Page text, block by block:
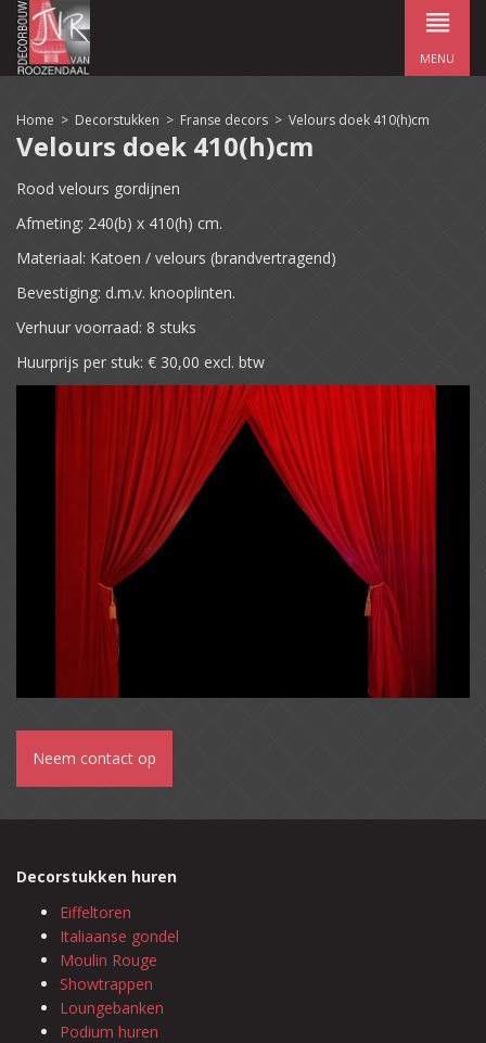
MENU
Home > Decorstukken > Franse decors > Velours doek 410(h)cm
Velours doek 410(h)cm
Rood velours gordijnen
Afmeting: 240(b) x 410(h) cm.
Materiaal: Katoen / velours (brandvertragend)
Bevestiging: d.m.v. knooplinten.
Verhuur voorraad: 8 stuks
Huurprijs per stuk: € 30,00 excl. btw
Neem contact op
Decorstukken huren
Eiffeltoren
Italiaanse gondel
Moulin Rouge
Showtrappen
Loungebanken
Podium huren